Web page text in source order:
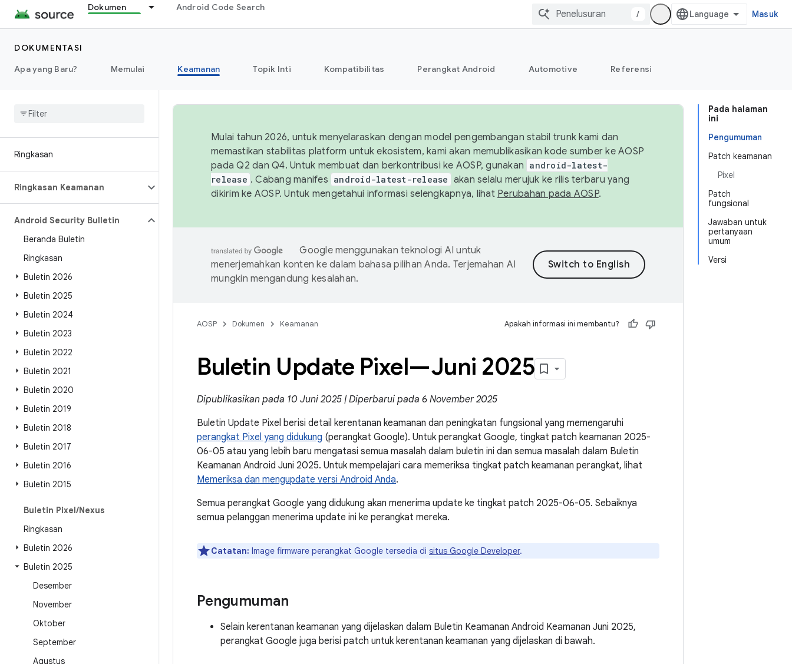
Dokumen Android Code Search
/ Masuk
DOKUMENTASI
Apa yang Baru?
Memulai Keamanan Topik Inti Kompatibilitas Perangkat Android Automotive Referensi
Ringkasan
Ringkasan Keamanan
Android Security Bulletin
Beranda Buletin
Ringkasan
Buletin 2026
Buletin 2025
Buletin 2024
Buletin 2023
Buletin 2022
Buletin 2021
Buletin 2020
Buletin 2019
Buletin 2018
Buletin 2017
Buletin 2016
Buletin 2015
Buletin Pixel/Nexus
Ringkasan
Buletin 2026
Buletin 2025
Desember
November
Oktober
September
Agustus
Pada halaman
ini
Pengumuman
Patch keamanan
Pixel
Patch
fungsional
Jawaban untuk
pertanyaan
umum
Versi
Mulai tahun 2026, untuk menyelaraskan dengan model pengembangan stabil trunk kami dan
memastikan stabilitas platform untuk ekosistem, kami akan memublikasikan kode sumber ke AOSP
pada Q2 dan Q4. Untuk membuat dan berkontribusi ke AOSP, gunakan android-latest-
release . Cabang manifes android-latest-release akan selalu merujuk ke rilis terbaru yang
dikirim ke AOSP. Untuk mengetahui informasi selengkapnya, lihat Perubahan pada AOSP.
Google menggunakan teknologi AI untuk
menerjemahkan konten ke dalam bahasa pilihan Anda. Terjemahan AI
mungkin mengandung kesalahan.
AOSP Dokumen Keamanan Apakah informasi ini membantu?
Buletin Update Pixel—Juni 2025
Dipublikasikan pada 10 Juni 2025 | Diperbarui pada 6 November 2025
Buletin Update Pixel berisi detail kerentanan keamanan dan peningkatan fungsional yang memengaruhi
perangkat Pixel yang didukung (perangkat Google). Untuk perangkat Google, tingkat patch keamanan 2025-
06-05 atau yang lebih baru mengatasi semua masalah dalam buletin ini dan semua masalah dalam Buletin
Keamanan Android Juni 2025. Untuk mempelajari cara memeriksa tingkat patch keamanan perangkat, lihat
Memeriksa dan mengupdate versi Android Anda.
Semua perangkat Google yang didukung akan menerima update ke tingkat patch 2025-06-05. Sebaiknya
semua pelanggan menerima update ini ke perangkat mereka.
Catatan: Image firmware perangkat Google tersedia di situs Google Developer.
Pengumuman
Selain kerentanan keamanan yang dijelaskan dalam Buletin Keamanan Android Keamanan Juni 2025,
perangkat Google juga berisi patch untuk kerentanan keamanan yang dijelaskan di bawah.